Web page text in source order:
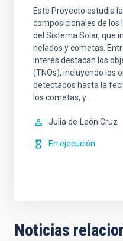
Este Proyecto estudia
composicionales de los
del Sistema Solar, que
helados y cometas.
interés destacan los
(TNOs), incluyendo los
detectados hasta la
los cometas, y
Julia de León Cruz
En ejecución
Noticias